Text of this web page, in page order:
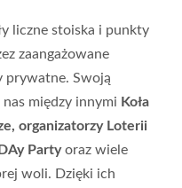
liczne stoiska i punkty
zaangażowane
prywatne. Swoją
między innymi Koła
organizatorzy Loterii
Partyoraz wiele
woli. Dzięki ich